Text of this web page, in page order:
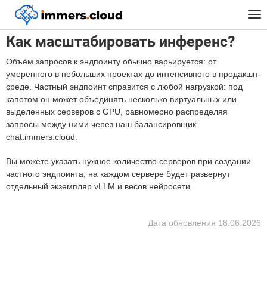
™
Главная FAQ Как масштабировать инференс?
Как масштабировать инференс?
Объём запросов к эндпоинту обычно варьируется: от
умеренного в небольших проектах до интенсивного в продакшн-
среде. Частный эндпоинт справится с любой нагрузкой: под
капотом он может объединять несколько виртуальных или
выделенных серверов с GPU, равномерно распределяя
запросы между ними через наш балансировщик
chat.immers.cloud.
Вы можете указать нужное количество серверов при создании
частного эндпоинта, на каждом сервере будет развернут
отдельный экземпляр vLLM и весов нейросети.
Дата обновления 18.06.2026